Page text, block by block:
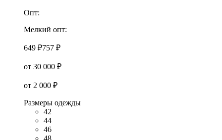
Опт:
Мелкий опт:
649 ₽757 ₽
от 30 000 ₽
от 2 000 ₽
Размеры одежды
42
44
46